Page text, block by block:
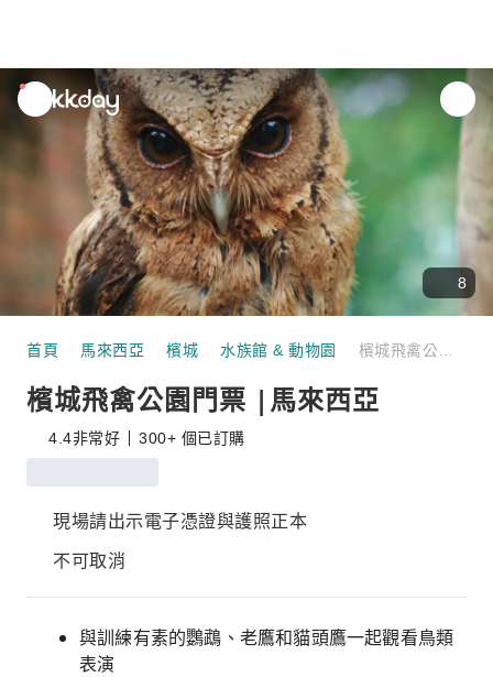
unread
notifications
8
首頁 馬來西亞 檳城 水族館 & 動物園
檳城飛禽公園門票 |馬來西亞
4.4非常好 300+ 個已訂購
現場請出示電子憑證與護照正本
不可取消
與訓練有素的鸚鵡、老鷹和貓頭鷹一起觀看鳥類
表演